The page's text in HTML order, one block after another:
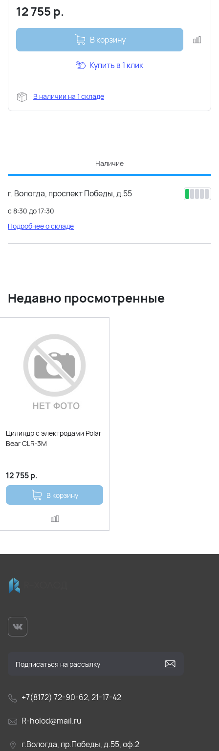
12 755 р.
В корзину
Купить в 1 клик
В наличии на 1 складе
Наличие
г. Вологда, проспект Победы, д.55
с 8:30 до 17:30
Подробнее о складе
Недавно просмотренные
Цилиндр с электродами Polar
Bear CLR-3M
12 755р.
В корзину
+7(8172) 72-90-62, 21-17-42
R-holod@mail.ru
г.Вологда, пр.Победы, д.55, оф.2